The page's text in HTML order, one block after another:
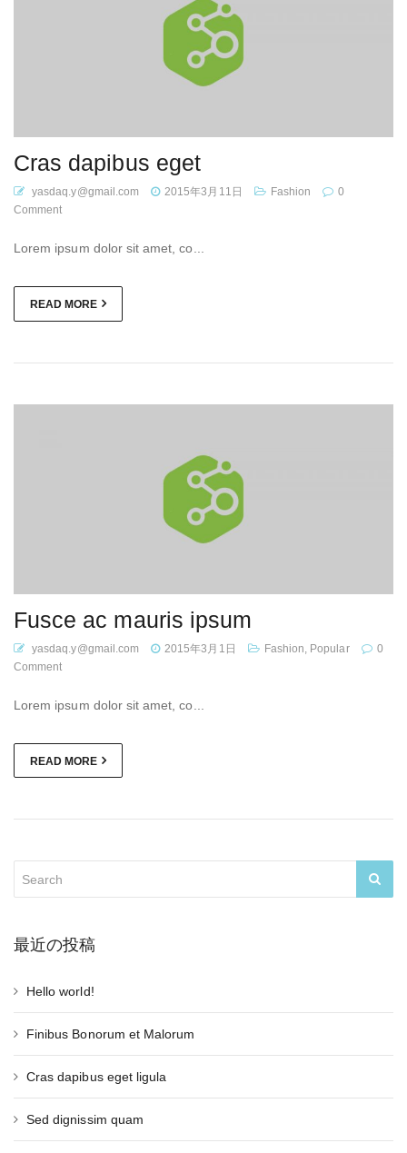
Cras dapibus eget
yasdaq.y@gmail.com 2015年3月11日 Fashion
0
Comment
Lorem ipsum dolor sit amet, co...
READ MORE
Fusce ac mauris ipsum
yasdaq.y@gmail.com 2015年3月1日 Fashion, Popular
0
Comment
Lorem ipsum dolor sit amet, co...
READ MORE
最近の投稿
Hello world!
Finibus Bonorum et Malorum
Cras dapibus eget ligula
Sed dignissim quam